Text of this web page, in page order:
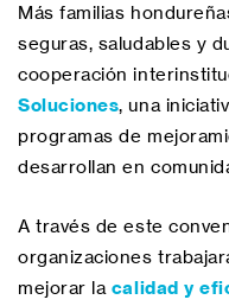
Más familias
seguras, saludables y
cooperación
Soluciones, una
programas de
desarrollan en
A través de este
organizaciones
mejorar la calidad y